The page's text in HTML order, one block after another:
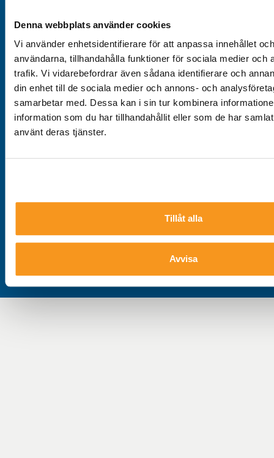
Denna webbplats använder cookies
Vi använder enhetsidentifierare för att anpassa innehållet
användarna, tillhandahålla funktioner för sociala medier och
trafik. Vi vidarebefordrar även sådana identifierare och
din enhet till de sociala medier och annons- och
samarbetar med. Dessa kan i sin tur kombinera
information som du har tillhandahållit eller som de har
använt deras tjänster.
Tillåt alla
Avvisa
Välkommen till Storklinten - Vi ses på berget!
0928-40 000/info@storklinten.se